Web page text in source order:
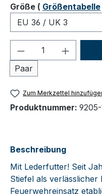
Größeauswählen
( Größentabelle
Produkt
Paar
Zum Merkzettel
Produktnummer:
Beschreibung
Mit Lederfutter! Seit
Stiefel als verlässlicher
Feuerwehreinsatz